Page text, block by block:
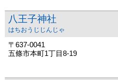
八王子神社
はちおうじじんじゃ
〒637-0041
五條市本町1丁目8-19